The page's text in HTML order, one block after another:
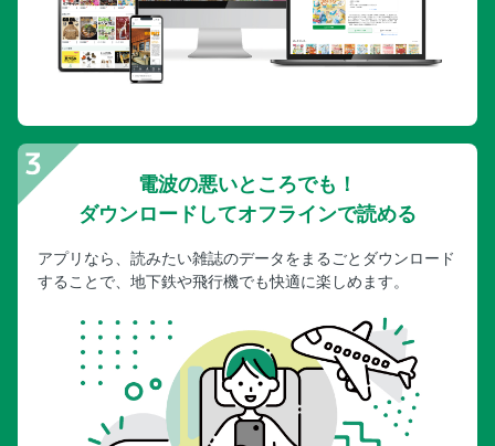
電波の悪いところでも！
ダウンロードしてオフラインで読める
アプリなら、読みたい雑誌のデータをまるごとダウンロード
することで、地下鉄や飛行機でも快適に楽しめます。